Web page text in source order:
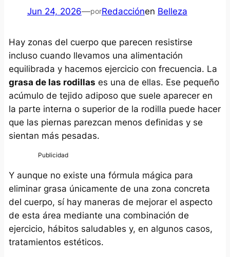
Jun 24, 2026—porRedacciónen Belleza
Hay zonas del cuerpo que parecen resistirse
incluso cuando llevamos una alimentación
equilibrada y hacemos ejercicio con frecuencia. La
grasa de las rodillas es una de ellas. Ese pequeño
acúmulo de tejido adiposo que suele aparecer en
la parte interna o superior de la rodilla puede hacer
que las piernas parezcan menos definidas y se
sientan más pesadas.
Y aunque no existe una fórmula mágica para
eliminar grasa únicamente de una zona concreta
del cuerpo, sí hay maneras de mejorar el aspecto
de esta área mediante una combinación de
ejercicio, hábitos saludables y, en algunos casos,
tratamientos estéticos.